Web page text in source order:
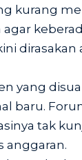
kurang
dirasakan
yang
baru.
tak
anggaran.